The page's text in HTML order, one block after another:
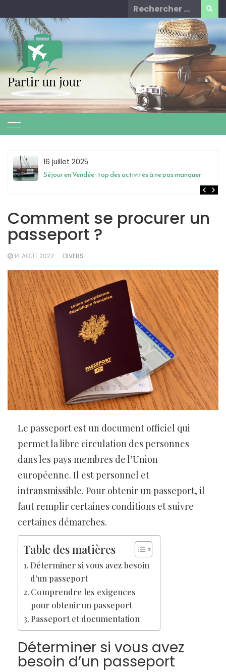
to
content
Rechercher
for:
16 juillet 2025
Séjour en Vendée : top des activités à ne pas manquer
Comment se procurer un
passeport ?
14 AOÛT 2022 DIVERS
Le passeport est un document officiel qui
permet la libre circulation des personnes
dans les pays membres de l’Union
européenne. Il est personnel et
intransmissible. Pour obtenir un passeport, il
faut remplir certaines conditions et suivre
certaines démarches.
Table des matières
Déterminer si vous avez besoin
d’un passeport
Comprendre les exigences
pour obtenir un passeport
Passeport et documentation
Déterminer si vous avez
besoin d’un passeport